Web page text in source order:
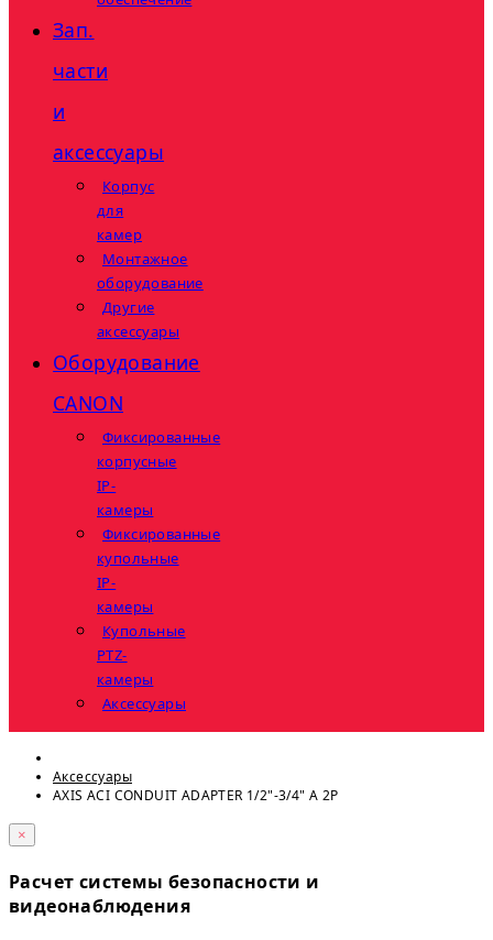
Зап.
части
и
аксессуары
Корпус
для
камер
Монтажное
оборудование
Другие
аксессуары
Оборудование
CANON
Фиксированные
корпусные
IP-
камеры
Фиксированные
купольные
IP-
камеры
Купольные
PTZ-
камеры
Аксессуары
Аксессуары
AXIS ACI CONDUIT ADAPTER 1/2"-3/4" A 2P
×
Расчет системы безопасности и
видеонаблюдения